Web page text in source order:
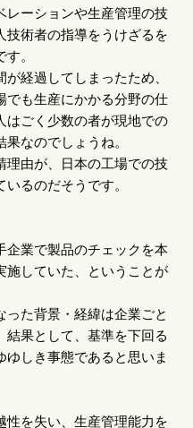
レーションや生産管理の技
技術者の指導をうけざるを
。
経過してしまったため、
でも生産にかかる分野の仕
はごく少数の者が現地での
なのでしょうね。
理由が、日本の工場での技
るのだそうです。
企業で製品のチェックを本
施していた、ということが
った背景・経緯は企業ごと
結果として、基準を下回る
しき事態であると思いま
性を失い、生産管理能力を